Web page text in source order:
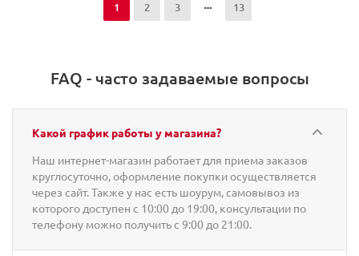
1 2 3 13
FAQ - часто задаваемые вопросы
Какой график работы у магазина?
Наш интернет-магазин работает для приема заказов
круглосуточно, оформление покупки осуществляется
через сайт. Также у нас есть шоурум, самовывоз из
которого доступен с 10:00 до 19:00, консультации по
телефону можно получить с 9:00 до 21:00.